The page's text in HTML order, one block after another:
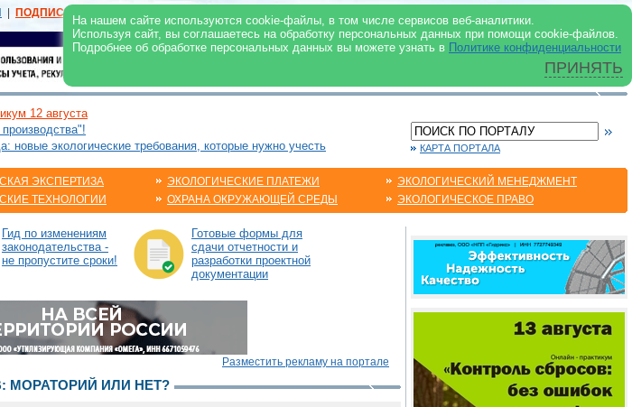
На нашем сайте используются cookie-файлы, в том числе сервисов веб-аналитики.
Используя сайт, вы соглашаетесь на обработку персональных данных при помощи cookie-файлов.
Подробнее об обработке персональных данных вы можете узнать в Политике конфиденциальности
ПРИНЯТЬ
ПОДПИСКА | В ЖУРНАЛЕ В ИНТЕРНЕТ
12 августа
новые экологические требования, которые нужно учесть КАРТА ПОРТАЛА
ЭКСПЕРТИЗА
ТЕХНОЛОГИИ
ЭКОЛОГИЧЕСКИЕ ПЛАТЕЖИ
ОХРАНА ОКРУЖАЮЩЕЙ СРЕДЫ
ЭКОЛОГИЧЕСКИЙ МЕНЕДЖМЕНТ
ЭКОЛОГИЧЕСКОЕ ПРАВО
Гид по изменениям
законодательства -
не пропустите сроки!
Готовые формы для
сдачи отчетности и
разработки проектной
документации
Разместить рекламу на портале
МОРАТОРИЙ ИЛИ НЕТ?